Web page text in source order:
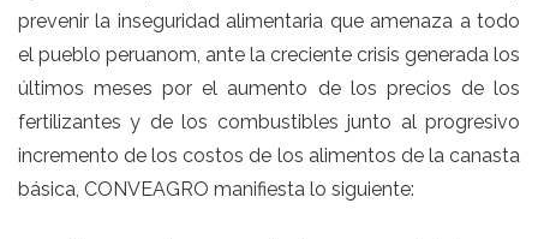
prevenir la inseguridad alimentaria que amenaza a todo
el pueblo peruanom, ante la creciente crisis generada los
últimos meses por el aumento de los precios de los
fertilizantes y de los combustibles junto al progresivo
incremento de los costos de los alimentos de la canasta
básica, CONVEAGRO manifiesta lo siguiente: